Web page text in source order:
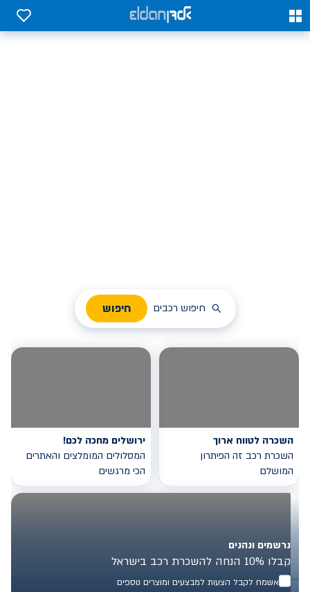
0
0
חיפוש רכבים חיפוש
השכרה לטווח ארוך
השכרת רכב זה הפיתרון
המושלם
ירושלים מחכה לכם!
המסלולים המומלצים והאתרים
הכי מרגשים
נרשמים ונהנים
קבלו 10% הנחה להשכרת רכב בישראל
אשמח לקבל הצעות למבצעים ומוצרים נוספים